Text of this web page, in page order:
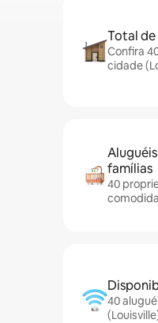
Total
Confira
cidade
famílias
40
40